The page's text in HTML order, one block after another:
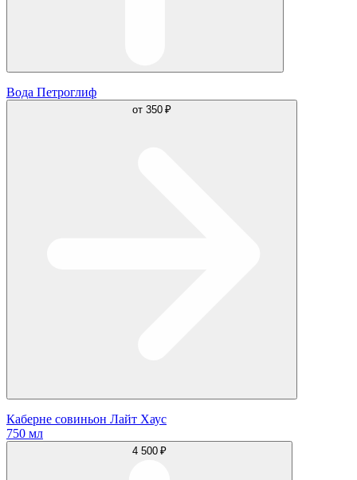
Вода Петроглиф
от 350 ₽
Каберне совиньон Лайт Хаус
750 мл
4 500 ₽